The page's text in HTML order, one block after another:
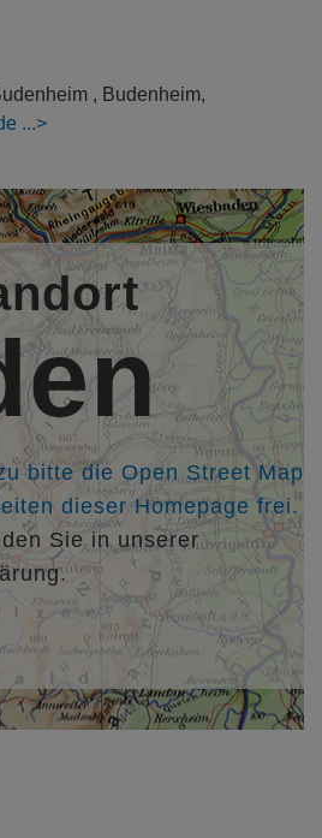
, Budenheim,
Klein, Klein Architekten,
architekten.com
Martina Acker
Ing. (FH) Klaus-Dieter Aichele,
Mainz,
bitte die Open Street Map
dieser Homepage frei.
Sie in unserer